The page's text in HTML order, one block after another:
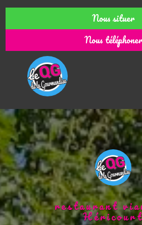
Nous situer
Nous téléphoner
restaurant